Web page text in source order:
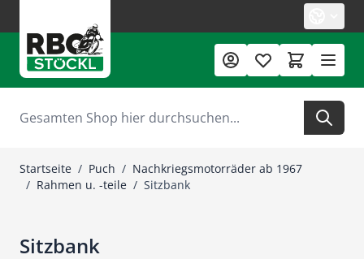
Suche
Startseite / Puch / Nachkriegsmotorräder ab 1967
/ Rahmen u. -teile / Sitzbank
Sitzbank